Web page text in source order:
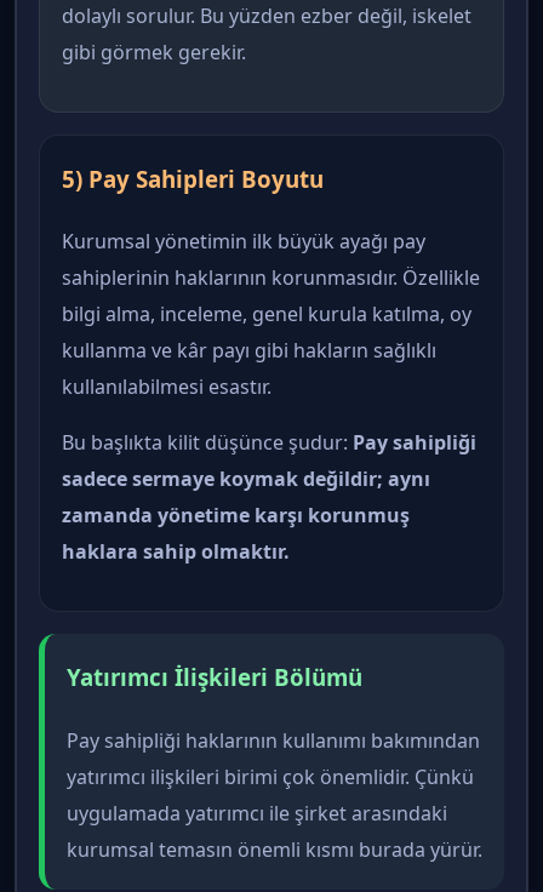
dolaylı sorulur. Bu yüzden ezber değil, iskelet
gibi görmek gerekir.
5) Pay Sahipleri Boyutu
Kurumsal yönetimin ilk büyük ayağı pay
sahiplerinin haklarının korunmasıdır. Özellikle
bilgi alma, inceleme, genel kurula katılma, oy
kullanma ve kâr payı gibi hakların sağlıklı
kullanılabilmesi esastır.
Bu başlıkta kilit düşünce şudur: Pay sahipliği
sadece sermaye koymak değildir; aynı
zamanda yönetime karşı korunmuş
haklara sahip olmaktır.
Yatırımcı İlişkileri Bölümü
Pay sahipliği haklarının kullanımı bakımından
yatırımcı ilişkileri birimi çok önemlidir. Çünkü
uygulamada yatırımcı ile şirket arasındaki
kurumsal temasın önemli kısmı burada yürür.